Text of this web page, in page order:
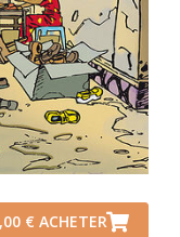
€ ACHETER